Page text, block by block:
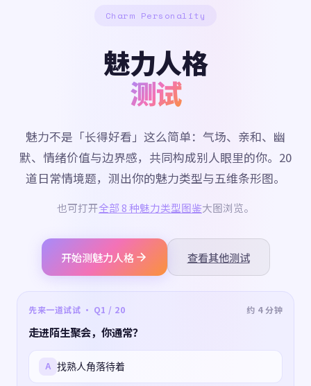
Charm Personality
魅力人格
测试
魅力不是「长得好看」这么简单：气场、亲和、幽
默、情绪价值与边界感，共同构成别人眼里的你。20
道日常情境题，测出你的魅力类型与五维条形图。
也可打开全部 8 种魅力类型图鉴大图浏览。
开始测魅力人格 查看其他测试
先来一道试试 · Q1 / 20 约 4 分钟
走进陌生聚会，你通常？
A 找熟人角落待着